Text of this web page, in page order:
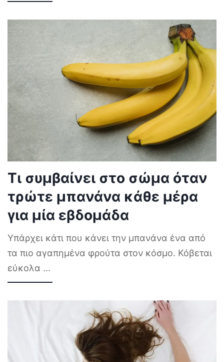
Τι συμβαίνει στο σώμα όταν
τρώτε μπανάνα κάθε μέρα
για μία εβδομάδα
Υπάρχει κάτι που κάνει την μπανάνα ένα από
τα πιο αγαπημένα φρούτα στον κόσμο. Κόβεται
εύκολα ...